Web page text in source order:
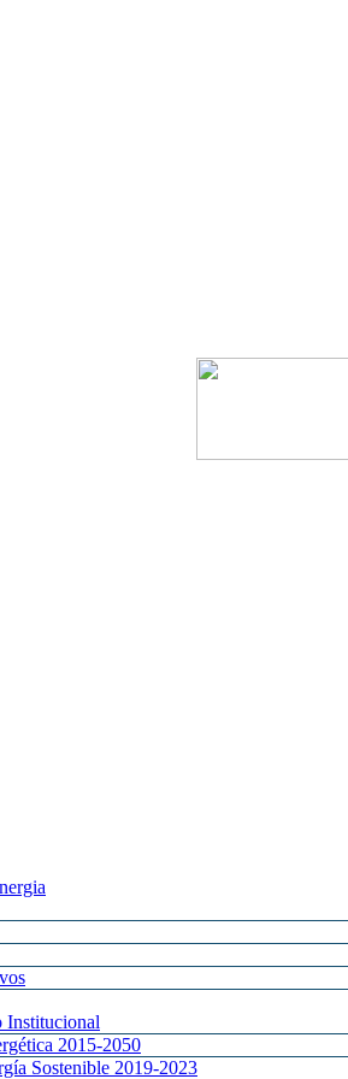
Institucional
2015-2050
Sostenible 2019-2023